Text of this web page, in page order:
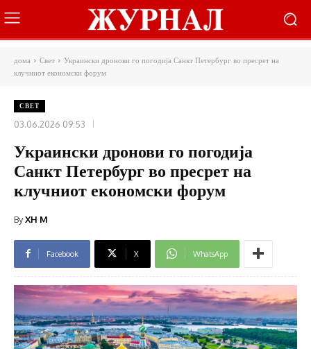
дома Свет
Украински дронови го погодија Санкт Петербург во пресрет на
клучниот економски форум
СВЕТ
03.06.2026 09:53
Украински дронови го погодија
Санкт Петербург во пресрет на
клучниот економски форум
ByXH M
Facebook X WhatsApp